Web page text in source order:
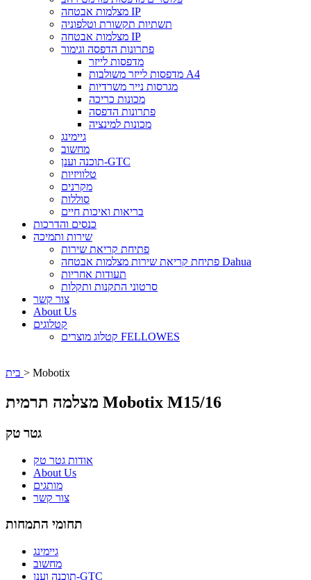
מצלמות אבטחה IP
תשתיות תקשורת וטלפוניה
מצלמות אבטחה IP
פתרונות הדפסה וגימור
מדפסות לייזר
מדפסות לייזר משולבות A4
מגרסות נייר משרדיות
מכונות כריכה
פתרונות הדפסה
מכונות למינציה
גיימינג
מחשוב
תוכנה וענן-GTC
טלוויזיות
מקרנים
סוללות
בריאות ואיכות חיים
כנסים והדרכות
שירות ותמיכה
פתיחת קריאת שירות
פתיחת קריאת שירות מצלמות אבטחה Dahua
תעודות אחריות
סרטוני התקנות ותקלות
צור קשר
About Us
קטלוגים
קטלוג מוצרים FELLOWES
> Mobotix
מצלמה תרמית Mobotix M15/16
גטר טק
אודות גטר טק
About Us
מותגים
צור קשר
תחומי התמחות
גיימינג
מחשוב
תוכנה וענן-GTC